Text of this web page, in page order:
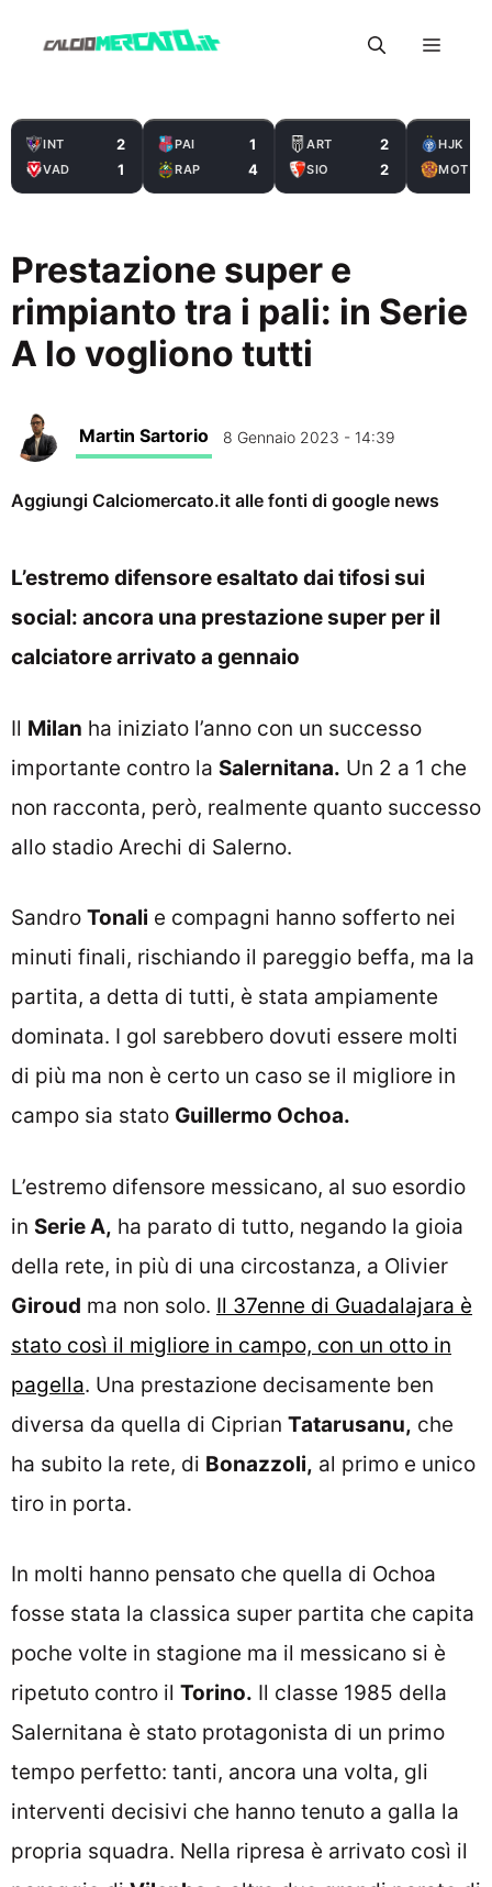
Menu
INT 2
VAD 1
PAI 1
RAP 4
ART 2
SIO 2
HJK
MOT
Prestazione super e
rimpianto tra i pali: in Serie
A lo vogliono tutti
Martin Sartorio 8 Gennaio 2023 - 14:39
Aggiungi Calciomercato.it alle fonti di google news
L’estremo difensore esaltato dai tifosi sui
social: ancora una prestazione super per il
calciatore arrivato a gennaio
Il Milan ha iniziato l’anno con un successo
importante contro la Salernitana. Un 2 a 1 che
non racconta, però, realmente quanto successo
allo stadio Arechi di Salerno.
Sandro Tonali e compagni hanno sofferto nei
minuti finali, rischiando il pareggio beffa, ma la
partita, a detta di tutti, è stata ampiamente
dominata. I gol sarebbero dovuti essere molti
di più ma non è certo un caso se il migliore in
campo sia stato Guillermo Ochoa.
L’estremo difensore messicano, al suo esordio
in Serie A, ha parato di tutto, negando la gioia
della rete, in più di una circostanza, a Olivier
Giroud ma non solo. Il 37enne di Guadalajara è
stato così il migliore in campo, con un otto in
pagella. Una prestazione decisamente ben
diversa da quella di Ciprian Tatarusanu, che
ha subito la rete, di Bonazzoli, al primo e unico
tiro in porta.
In molti hanno pensato che quella di Ochoa
fosse stata la classica super partita che capita
poche volte in stagione ma il messicano si è
ripetuto contro il Torino. Il classe 1985 della
Salernitana è stato protagonista di un primo
tempo perfetto: tanti, ancora una volta, gli
interventi decisivi che hanno tenuto a galla la
propria squadra. Nella ripresa è arrivato così il